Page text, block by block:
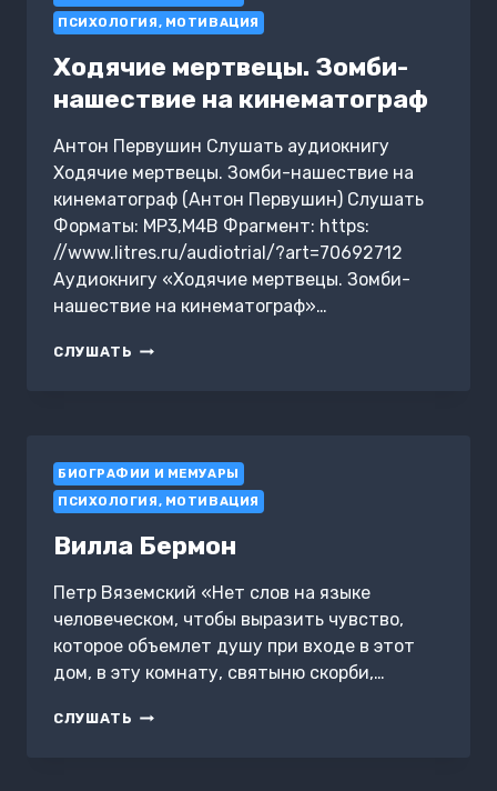
ЕГИПТЕ
И
ИРАНЕ
ПСИХОЛОГИЯ, МОТИВАЦИЯ
Ходячие мертвецы. Зомби-
нашествие на кинематограф
Антон Первушин Слушать аудиокнигу
Ходячие мертвецы. Зомби-нашествие на
кинематограф (Антон Первушин) Слушать
Форматы: MP3,M4B Фрагмент: https:
//www.litres.ru/audiotrial/?art=70692712
Аудиокнигу «Ходячие мертвецы. Зомби-
нашествие на кинематограф»…
СЛУШАТЬ ХОДЯЧИЕ
БИОГРАФИИ И МЕМУАРЫ
ПСИХОЛОГИЯ, МОТИВАЦИЯ
Вилла Бермон
Петр Вяземский «Нет слов на языке
человеческом, чтобы выразить чувство,
которое объемлет душу при входе в этот
дом, в эту комнату, святыню скорби,…
СЛУШАТЬ ВИЛЛА